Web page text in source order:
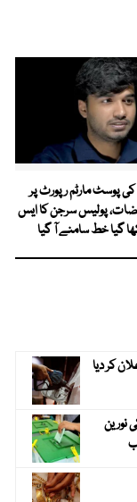
پوسٹ مارٹم رپورٹ پر
پولیس سرجن کا ایس
گیا خط سامنے آ گیا
کر دیا
(ن) کی نورین